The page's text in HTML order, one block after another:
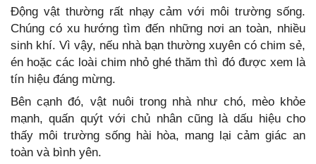
Động vật thường rất nhạy cảm với môi trường sống.
Chúng có xu hướng tìm đến những nơi an toàn, nhiều
sinh khí. Vì vậy, nếu nhà bạn thường xuyên có chim sẻ,
én hoặc các loài chim nhỏ ghé thăm thì đó được xem là
tín hiệu đáng mừng.
Bên cạnh đó, vật nuôi trong nhà như chó, mèo khỏe
mạnh, quấn quýt với chủ nhân cũng là dấu hiệu cho
thấy môi trường sống hài hòa, mang lại cảm giác an
toàn và bình yên.